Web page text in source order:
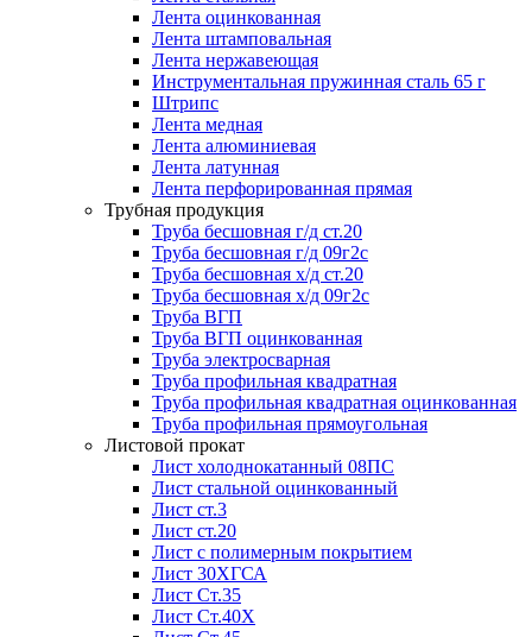
Лента оцинкованная
Лента штамповальная
Лента нержавеющая
Инструментальная пружинная сталь 65 г
Штрипс
Лента медная
Лента алюминиевая
Лента латунная
Лента перфорированная прямая
Трубная продукция
Труба бесшовная г/д ст.20
Труба бесшовная г/д 09г2с
Труба бесшовная х/д ст.20
Труба бесшовная х/д 09г2с
Труба ВГП
Труба ВГП оцинкованная
Труба электросварная
Труба профильная квадратная
Труба профильная квадратная оцинкованная
Труба профильная прямоугольная
Листовой прокат
Лист холоднокатанный 08ПС
Лист стальной оцинкованный
Лист ст.3
Лист ст.20
Лист с полимерным покрытием
Лист 30ХГСА
Лист Ст.35
Лист Ст.40Х